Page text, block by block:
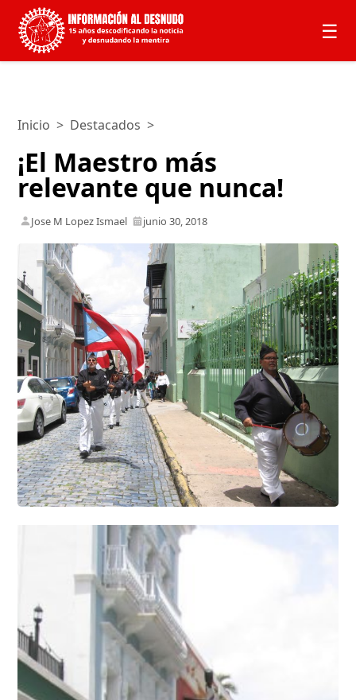
☰
Inicio > Destacados >
¡El Maestro más
relevante que nunca!
Jose M Lopez Ismael junio 30, 2018